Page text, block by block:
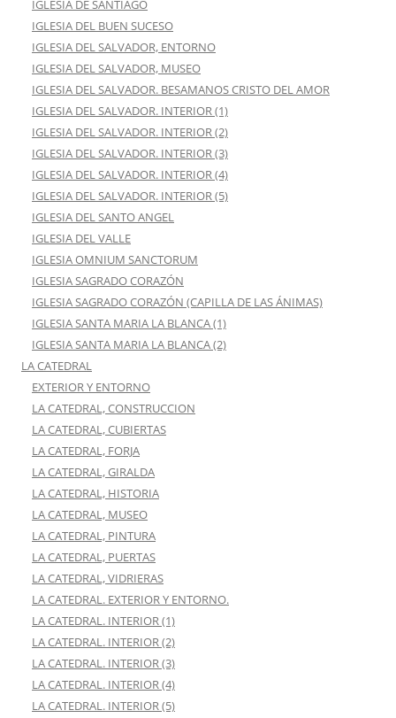
IGLESIA DE SANTIAGO
IGLESIA DEL BUEN SUCESO
IGLESIA DEL SALVADOR, ENTORNO
IGLESIA DEL SALVADOR, MUSEO
IGLESIA DEL SALVADOR. BESAMANOS CRISTO DEL AMOR
IGLESIA DEL SALVADOR. INTERIOR (1)
IGLESIA DEL SALVADOR. INTERIOR (2)
IGLESIA DEL SALVADOR. INTERIOR (3)
IGLESIA DEL SALVADOR. INTERIOR (4)
IGLESIA DEL SALVADOR. INTERIOR (5)
IGLESIA DEL SANTO ANGEL
IGLESIA DEL VALLE
IGLESIA OMNIUM SANCTORUM
IGLESIA SAGRADO CORAZÓN
IGLESIA SAGRADO CORAZÓN (CAPILLA DE LAS ÁNIMAS)
IGLESIA SANTA MARIA LA BLANCA (1)
IGLESIA SANTA MARIA LA BLANCA (2)
LA CATEDRAL
EXTERIOR Y ENTORNO
LA CATEDRAL, CONSTRUCCION
LA CATEDRAL, CUBIERTAS
LA CATEDRAL, FORJA
LA CATEDRAL, GIRALDA
LA CATEDRAL, HISTORIA
LA CATEDRAL, MUSEO
LA CATEDRAL, PINTURA
LA CATEDRAL, PUERTAS
LA CATEDRAL, VIDRIERAS
LA CATEDRAL. EXTERIOR Y ENTORNO.
LA CATEDRAL. INTERIOR (1)
LA CATEDRAL. INTERIOR (2)
LA CATEDRAL. INTERIOR (3)
LA CATEDRAL. INTERIOR (4)
LA CATEDRAL. INTERIOR (5)